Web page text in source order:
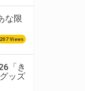
な限
207 Views
「き
ッズ